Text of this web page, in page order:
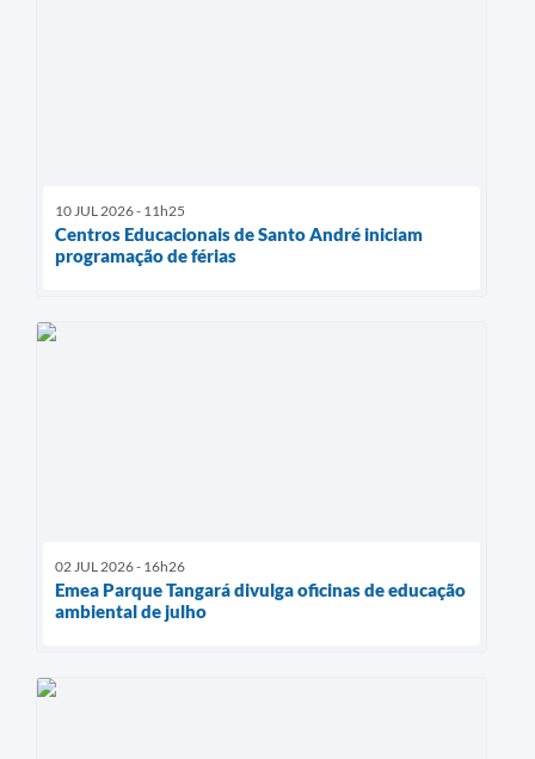
10 JUL 2026 - 11h25
Centros Educacionais de Santo André iniciam
programação de férias
02 JUL 2026 - 16h26
Emea Parque Tangará divulga oficinas de educação
ambiental de julho